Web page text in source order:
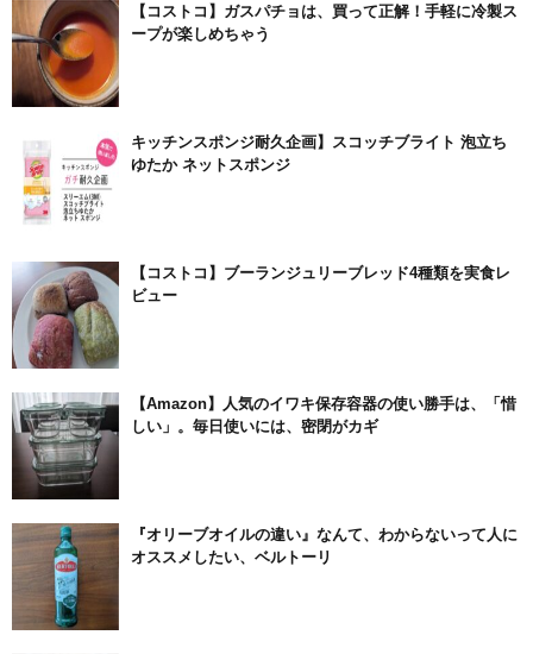
【コストコ】ガスパチョは、買って正解！手軽に冷製ス
ープが楽しめちゃう
キッチンスポンジ耐久企画】スコッチブライト 泡立ち
ゆたか ネットスポンジ
【コストコ】ブーランジュリーブレッド4種類を実食レ
ビュー
【Amazon】人気のイワキ保存容器の使い勝手は、「惜
しい」。毎日使いには、密閉がカギ
『オリーブオイルの違い』なんて、わからないって人に
オススメしたい、ベルトーリ